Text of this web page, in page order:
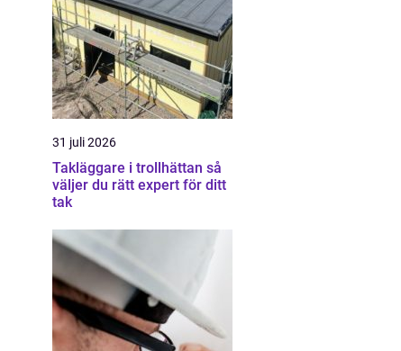
31 juli 2026
Takläggare i trollhättan så
väljer du rätt expert för ditt
tak